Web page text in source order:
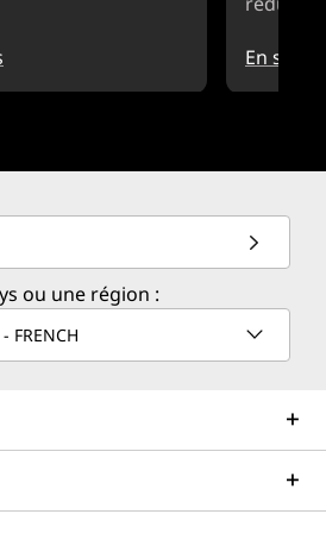
En
ou une région :
FRENCH